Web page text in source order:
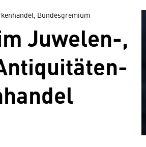
Bundesgremium
Juwelen-,